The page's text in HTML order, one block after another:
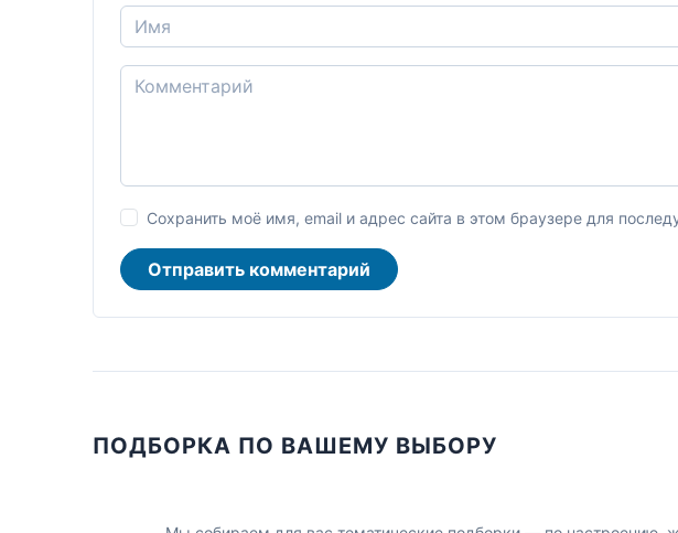
Сохранить моё имя, email и адрес сайта в этом браузере для
Отправить комментарий
ПОДБОРКА ПО ВАШЕМУ ВЫБОРУ